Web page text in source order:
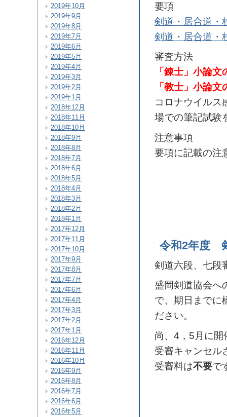
要項
剣道・居合道・
剣道・居合道・
審査方法
「錬士」小論文
「教士」小論文
コロナウイルス
場での筆記試験
注意事項
要項に記載の注
令和2年度
剣道六段、七段
盛岡剣道協会へ
で、期日までに
ださい。
尚、4，5月に
受審キャンセル
受審料は不要で
2019年10月
2019年9月
2019年8月
2019年7月
2019年6月
2019年5月
2019年4月
2019年3月
2019年2月
2019年1月
2018年12月
2018年11月
2018年10月
2018年9月
2018年8月
2018年7月
2018年6月
2018年5月
2018年4月
2018年3月
2018年2月
2018年1月
2017年12月
2017年11月
2017年10月
2017年9月
2017年8月
2017年7月
2017年6月
2017年4月
2017年3月
2017年2月
2017年1月
2016年12月
2016年11月
2016年10月
2016年9月
2016年8月
2016年7月
2016年6月
2016年5月